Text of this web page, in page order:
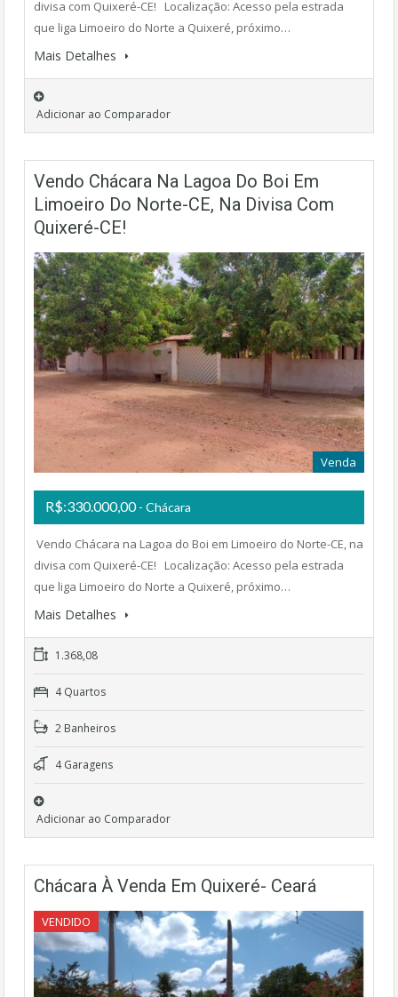
divisa com Quixeré-CE! Localização: Acesso pela estrada
que liga Limoeiro do Norte a Quixeré, próximo…
Mais Detalhes
Adicionar ao Comparador
Vendo Chácara Na Lagoa Do Boi Em
Limoeiro Do Norte-CE, Na Divisa Com
Quixeré-CE!
Venda
R$:330.000,00- Chácara
Vendo Chácara na Lagoa do Boi em Limoeiro do Norte-CE, na
divisa com Quixeré-CE! Localização: Acesso pela estrada
que liga Limoeiro do Norte a Quixeré, próximo…
Mais Detalhes
1.368,08
4 Quartos
2 Banheiros
4 Garagens
Adicionar ao Comparador
Chácara À Venda Em Quixeré- Ceará
VENDIDO